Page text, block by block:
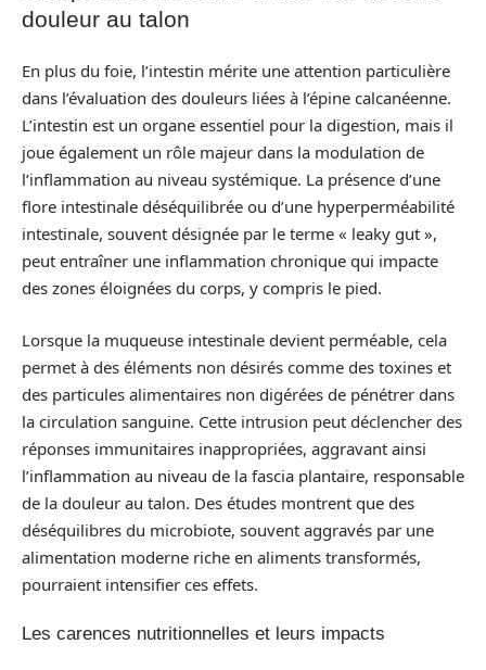
douleur au talon
En plus du foie, l’intestin mérite une attention particulière
dans l’évaluation des douleurs liées à l’épine calcanéenne.
L’intestin est un organe essentiel pour la digestion, mais il
joue également un rôle majeur dans la modulation de
l’inflammation au niveau systémique. La présence d’une
flore intestinale déséquilibrée ou d’une hyperperméabilité
intestinale, souvent désignée par le terme « leaky gut »,
peut entraîner une inflammation chronique qui impacte
des zones éloignées du corps, y compris le pied.
Lorsque la muqueuse intestinale devient perméable, cela
permet à des éléments non désirés comme des toxines et
des particules alimentaires non digérées de pénétrer dans
la circulation sanguine. Cette intrusion peut déclencher des
réponses immunitaires inappropriées, aggravant ainsi
l’inflammation au niveau de la fascia plantaire, responsable
de la douleur au talon. Des études montrent que des
déséquilibres du microbiote, souvent aggravés par une
alimentation moderne riche en aliments transformés,
pourraient intensifier ces effets.
Les carences nutritionnelles et leurs impacts